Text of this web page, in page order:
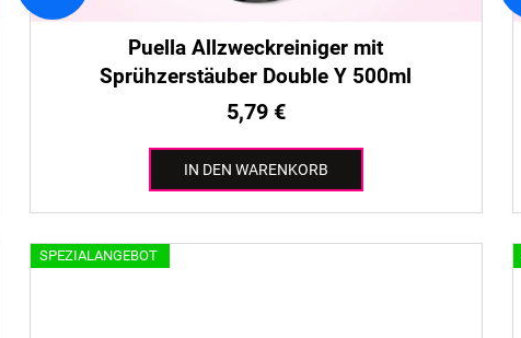
Puella Allzweckreiniger mit
Sprühzerstäuber Double Y 500ml
5,79 €
IN DEN WARENKORB
SPEZIALANGEBOT